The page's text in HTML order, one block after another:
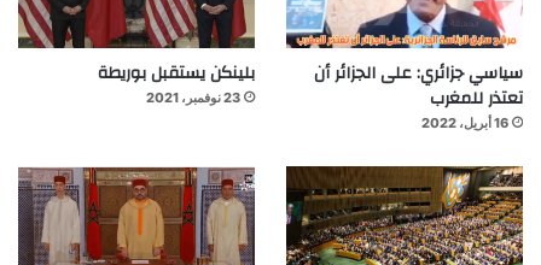
سياسي جزائري: على الجزائر أن
تعتذر للمغرب
16 أبريل، 2022
بلينكن يستقبل بوريطة
23 نوفمبر، 2021